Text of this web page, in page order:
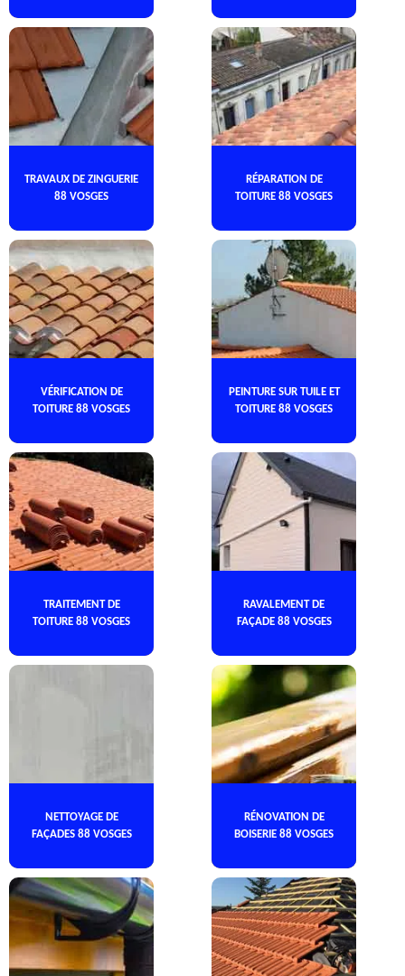
TRAVAUX DE ZINGUERIE
88 VOSGES
RÉPARATION DE
TOITURE 88 VOSGES
VÉRIFICATION DE
TOITURE 88 VOSGES
PEINTURE SUR TUILE ET
TOITURE 88 VOSGES
TRAITEMENT DE
TOITURE 88 VOSGES
RAVALEMENT DE
FAÇADE 88 VOSGES
NETTOYAGE DE
FAÇADES 88 VOSGES
RÉNOVATION DE
BOISERIE 88 VOSGES